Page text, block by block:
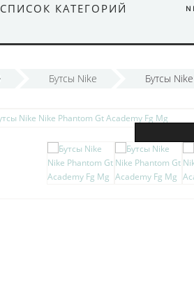
СПИСОК КАТЕГОРИЙ
Бутсы Nike Бутсы